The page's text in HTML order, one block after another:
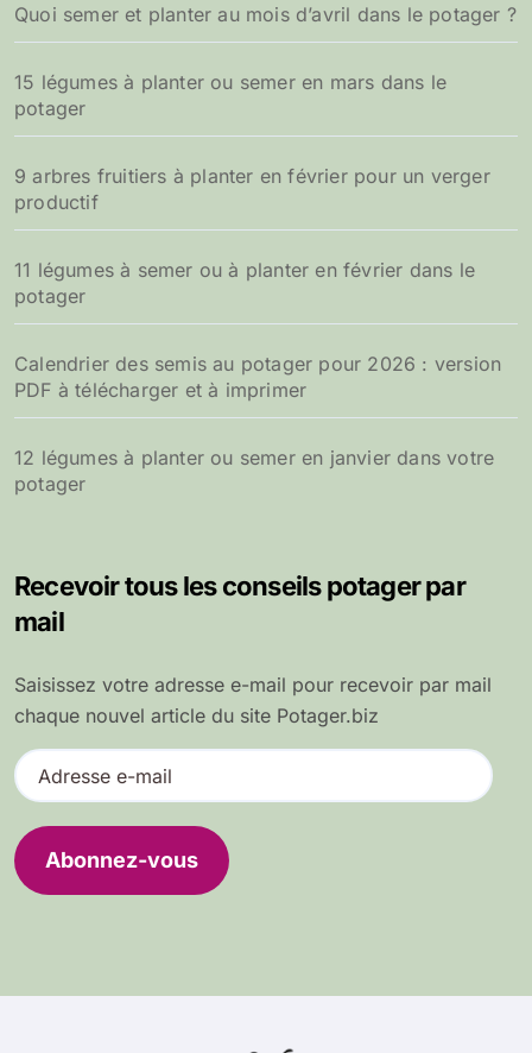
Quoi semer et planter au mois d’avril dans le potager ?
15 légumes à planter ou semer en mars dans le
potager
9 arbres fruitiers à planter en février pour un verger
productif
11 légumes à semer ou à planter en février dans le
potager
Calendrier des semis au potager pour 2026 : version
PDF à télécharger et à imprimer
12 légumes à planter ou semer en janvier dans votre
potager
Recevoir tous les conseils potager par
mail
Saisissez votre adresse e-mail pour recevoir par mail
chaque nouvel article du site Potager.biz
A
d
e
s
Abonnez-vous